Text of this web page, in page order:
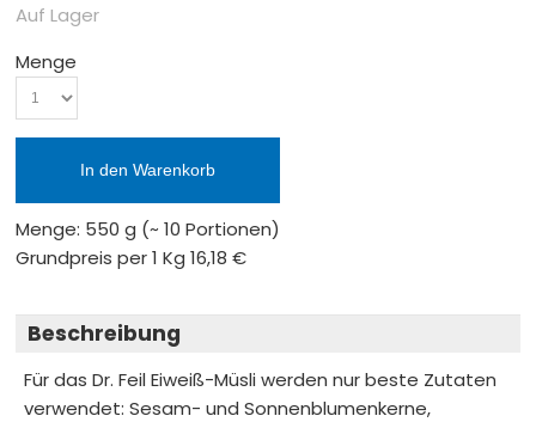
Auf Lager
Menge
In den Warenkorb
Menge: 550 g (~ 10 Portionen)
Grundpreis per 1 Kg16,18 €
Beschreibung
Für das Dr. Feil Eiweiß-Müsli werden nur beste Zutaten
verwendet: Sesam- und Sonnenblumenkerne,